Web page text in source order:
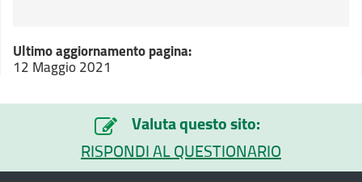
Ultimo aggiornamento pagina:
12 Maggio 2021
Valuta questo sito:
RISPONDI AL QUESTIONARIO